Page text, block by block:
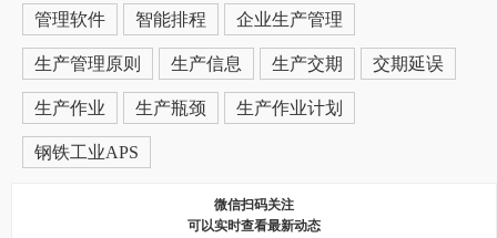
管理软件 智能排程 企业生产管理
生产管理原则 生产信息 生产交期 交期延误
生产作业 生产瓶颈 生产作业计划
钢铁工业APS
微信扫码关注
可以实时查看最新动态